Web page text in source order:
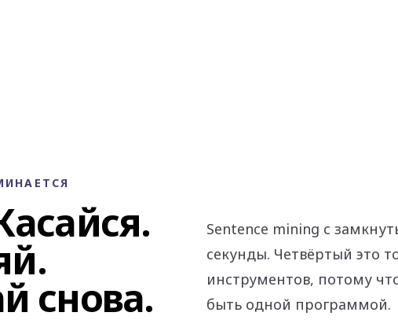
снова.
Sentence mining с
секунды. Четвёртый это
инструментов, потому
быть одной программой.